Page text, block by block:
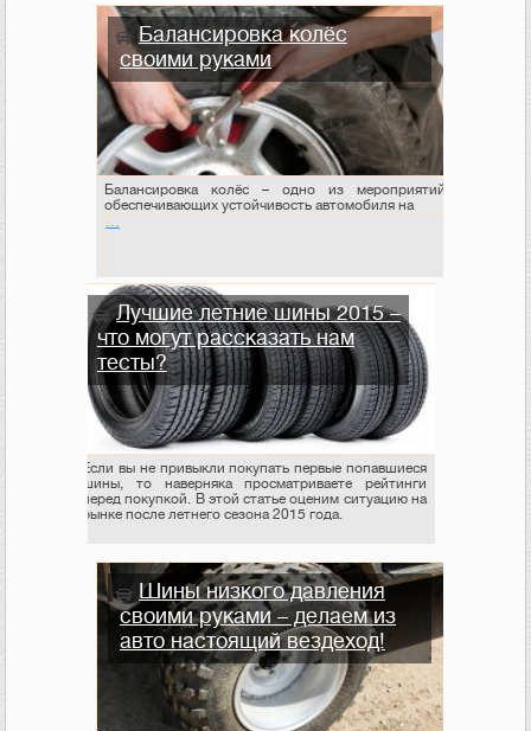
Балансировка колёс
своими руками
Балансировка колёс – одно из мероприятий,
обеспечивающих устойчивость автомобиля на
…
Лучшие летние шины 2015 –
что могут рассказать нам
тесты?
Если вы не привыкли покупать первые попавшиеся
шины, то наверняка просматриваете рейтинги
перед покупкой. В этой статье оценим ситуацию на
рынке после летнего сезона 2015 года.
Шины низкого давления
своими руками – делаем из
авто настоящий вездеход!